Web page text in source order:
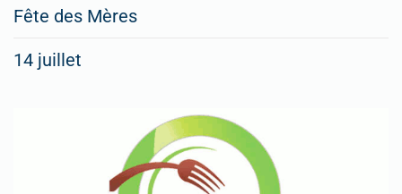
Fête des Mères
14 juillet